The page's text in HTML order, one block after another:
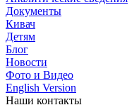
Документы
Кивач
Детям
Блог
Новости
Фото и Видео
English Version
Наши контакты